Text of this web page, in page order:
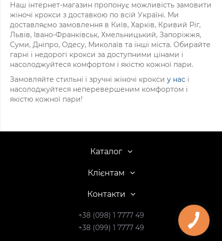
Наш інтернет-магазин пропонує можливість замовити
жіночі крокси з доставкою по всій Україні. Ми
доставляємо замовлення в Київ, Харків, Кривий Ріг,
Львів, Івано-Франківськ, Хмельницький, Запоріжжя,
Суми, Дніпро, Одесу, Миколаїв та інші міста. Обирайте
гарні і недорогі крокси за доступними цінами і
насолоджуйтеся комфортом і якістю кожної пари.
Замовляйте стильні і зручні жіночі крокси у нас і
насолоджуйтеся неперевершеним комфортом і
якістю кожної пари!
Каталог
Клієнтам
Контакти
+38 (098) 1 7777 49
+38 (099) 1 7777 49